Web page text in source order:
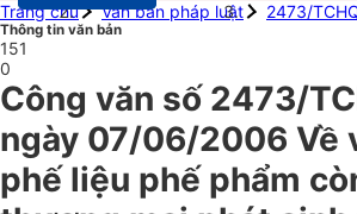
Trang chủ
Văn bản pháp luật 2473/
Thông tin văn bản
151
0
Công văn số 2473/
ngày 07/06/2006 Về
phế liệu phế phẩm